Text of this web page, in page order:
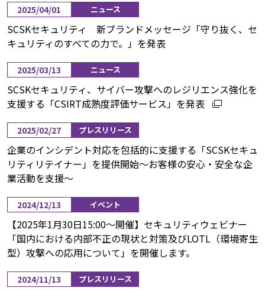
2025/04/01 ニュース
SCSKセキュリティ 新ブランドメッセージ「守り抜く、セ
キュリティのすべての力で。」を発表
2025/03/13 ニュース
SCSKセキュリティ、サイバー攻撃へのレジリエンス強化を
支援する「CSIRT成熟度評価サービス」を発表
2025/02/27 プレスリリース
企業のインシデント対応を包括的に支援する「SCSKセキュ
リティリテイナー」を提供開始～お客様の安心・安全な企
業活動を支援～
2024/12/13 イベント
【2025年1月30日15:00～開催】セキュリティウェビナー
「国内における内部不正の現状と対策及びLOTL（環境寄生
型）攻撃への応用について」を開催します。
2024/11/13 プレスリリース